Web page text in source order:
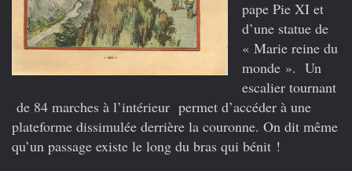
pape Pie XI et
d’une statue de
« Marie reine du
monde ». Un
escalier tournant
de 84 marches à l’intérieur permet d’accéder à une
plateforme dissimulée derrière la couronne. On dit même
qu’un passage existe le long du bras qui bénit !